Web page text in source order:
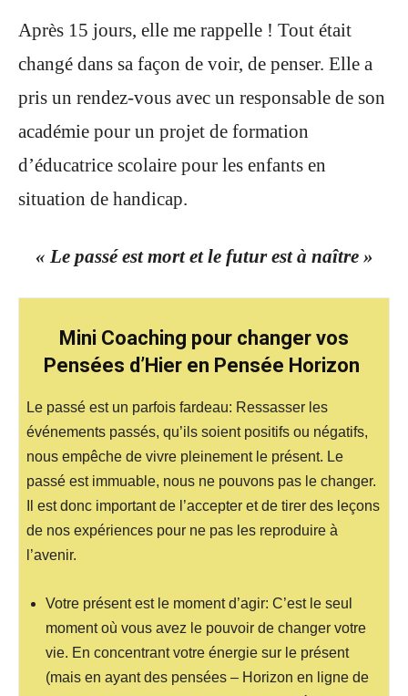
Après 15 jours, elle me rappelle ! Tout était
changé dans sa façon de voir, de penser. Elle a
pris un rendez-vous avec un responsable de son
académie pour un projet de formation
d’éducatrice scolaire pour les enfants en
situation de handicap.
« Le passé est mort et le futur est à naître »
Mini Coaching pour changer vos
Pensées d’Hier en Pensée Horizon
Le passé est un parfois fardeau: Ressasser les
événements passés, qu’ils soient positifs ou négatifs,
nous empêche de vivre pleinement le présent. Le
passé est immuable, nous ne pouvons pas le changer.
Il est donc important de l’accepter et de tirer des leçons
de nos expériences pour ne pas les reproduire à
l’avenir.
Votre présent est le moment d’agir: C’est le seul
moment où vous avez le pouvoir de changer votre
vie. En concentrant votre énergie sur le présent
(mais en ayant des pensées – Horizon en ligne de